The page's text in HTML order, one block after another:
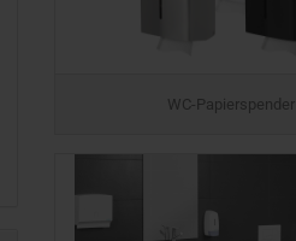
WC-Papierspender